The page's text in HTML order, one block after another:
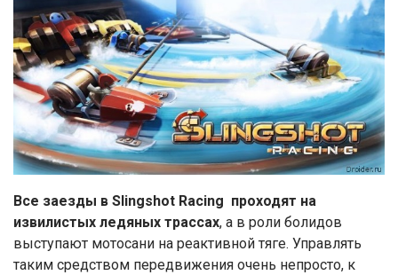
Все заезды в Slingshot Racing проходят на
извилистых ледяных трассах, а в роли болидов
выступают мотосани на реактивной тяге. Управлять
таким средством передвижения очень непросто, к